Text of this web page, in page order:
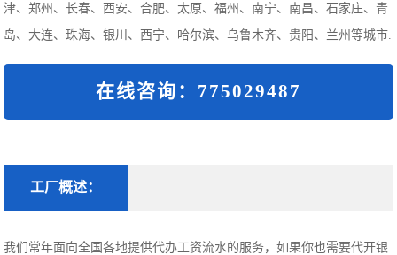
津、郑州、长春、西安、合肥、太原、福州、南宁、南昌、石家庄、青
岛、大连、珠海、银川、西宁、哈尔滨、乌鲁木齐、贵阳、兰州等城市.
在线咨询：775029487
工厂概述：
我们常年面向全国各地提供代办工资流水的服务，如果你也需要代开银